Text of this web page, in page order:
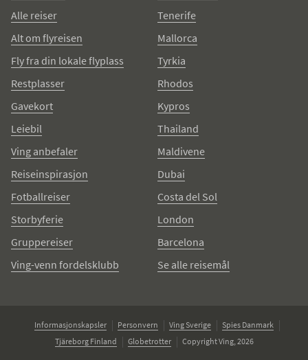
Alle reiser
Alt om flyreisen
Fly fra din lokale flyplass
Restplasser
Gavekort
Leiebil
Ving anbefaler
Reiseinspirasjon
Fotballreiser
Storbyferie
Gruppereiser
Ving-venn fordelsklubb
Tenerife
Mallorca
Tyrkia
Rhodos
Kypros
Thailand
Maldivene
Dubai
Costa del Sol
London
Barcelona
Se alle reisemål
Informasjonskapsler Personvern Ving Sverige
Spies Danmark
Tjäreborg Finland
Globetrotter Copyright Ving, 2026